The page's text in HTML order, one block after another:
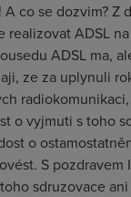
co se dozvim?
realizovat ADSL
ADSL ma,
ze za uplynuli
o vyjmuti s toho
o
S
sdruzovace